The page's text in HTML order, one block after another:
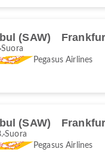
(SAW)
Suora
Pegasus Airlines
(SAW)
Suora
Pegasus Airlines